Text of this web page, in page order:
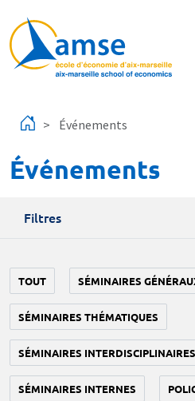
Événements
Événements
Filtres
TOUT SÉMINAIRES
SÉMINAIRES THÉMATIQUES
SÉMINAIRES INTERDISCIPLINAIRES
SÉMINAIRES INTERNES